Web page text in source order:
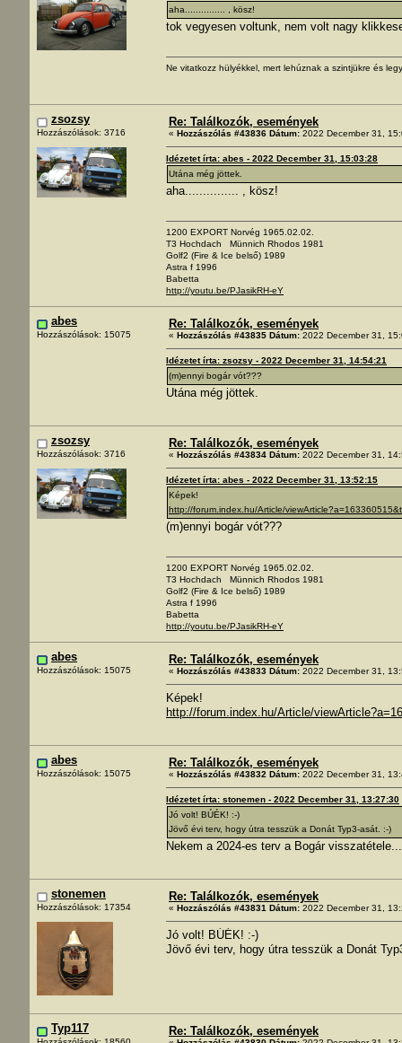
aha............... , kösz!
tok vegyesen voltunk, nem volt nagy
Ne vitatkozz hülyékkel, mert lehúznak a szintjükre és
zsozsy
Hozzászólások: 3716
Re: Találkozók, események
« Hozzászólás #43836 Dátum: 2022 December 31,
Idézetet írta: abes - 2022 December 31, 15:03:28
Utána még jöttek.
aha............... , kösz!
1200 EXPORT Norvég 1965.02.02.
T3 Hochdach Münnich Rhodos 1981
Golf2 (Fire & Ice belső) 1989
Astra f 1996
Babetta
http://youtu.be/PJasikRH-eY
abes
Hozzászólások: 15075
Re: Találkozók, események
« Hozzászólás #43835 Dátum: 2022 December 31,
Idézetet írta: zsozsy - 2022 December 31, 14:54:21
(m)ennyi bogár vót???
Utána még jöttek.
zsozsy
Hozzászólások: 3716
Re: Találkozók, események
« Hozzászólás #43834 Dátum: 2022 December 31,
Idézetet írta: abes - 2022 December 31, 13:52:15
Képek!
http://forum.index.hu/Article/
(m)ennyi bogár vót???
1200 EXPORT Norvég 1965.02.02.
T3 Hochdach Münnich Rhodos 1981
Golf2 (Fire & Ice belső) 1989
Astra f 1996
Babetta
http://youtu.be/PJasikRH-eY
abes
Hozzászólások: 15075
Re: Találkozók, események
« Hozzászólás #43833 Dátum: 2022 December 31,
Képek!
http://forum.index.hu/Article/
abes
Hozzászólások: 15075
Re: Találkozók, események
« Hozzászólás #43832 Dátum: 2022 December 31,
Idézetet írta: stonemen - 2022 December 31, 13:27:30
Jó volt! BÚÉK! :-)
Jövő évi terv, hogy útra tesszük a Donát Typ3-asát. :-)
Nekem a 2024-es terv a Bogár visszatétele...
stonemen
Hozzászólások: 17354
Re: Találkozók, események
« Hozzászólás #43831 Dátum: 2022 December 31,
Jó volt! BÚÉK! :-)
Jövő évi terv, hogy útra tesszük a Donát
Typ117 Re: Találkozók, események